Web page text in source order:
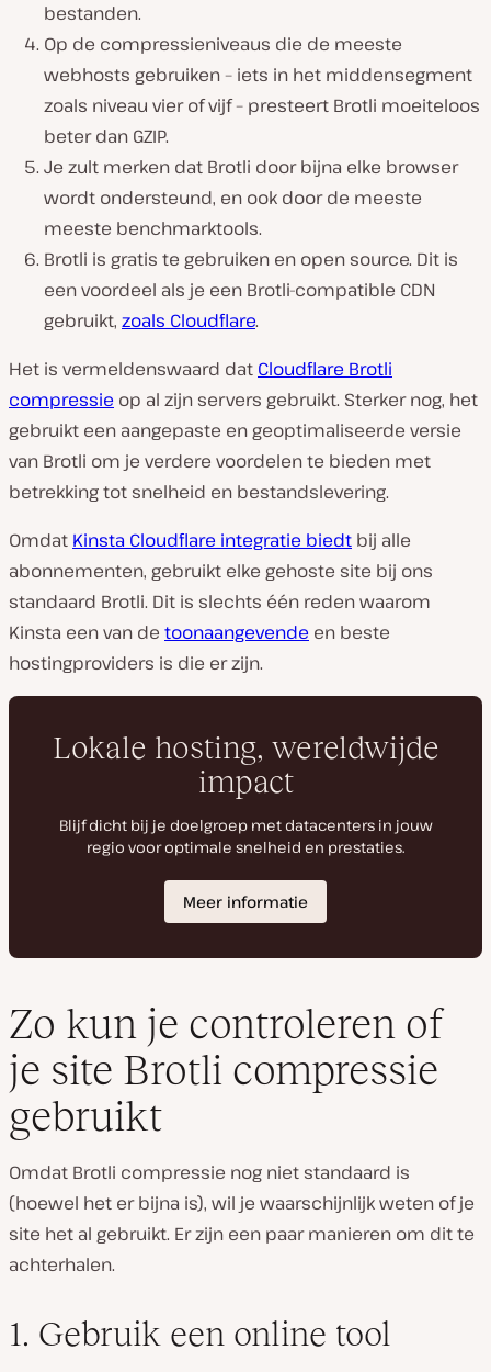
bestanden.
Op de compressieniveaus die de meeste
webhosts gebruiken – iets in het middensegment
zoals niveau vier of vijf – presteert Brotli moeiteloos
beter dan GZIP.
Je zult merken dat Brotli door bijna elke browser
wordt ondersteund, en ook door de meeste
meeste benchmarktools.
Brotli is gratis te gebruiken en open source. Dit is
een voordeel als je een Brotli-compatible CDN
gebruikt, zoals Cloudflare.
Het is vermeldenswaard dat Cloudflare Brotli
compressie op al zijn servers gebruikt. Sterker nog, het
gebruikt een aangepaste en geoptimaliseerde versie
van Brotli om je verdere voordelen te bieden met
betrekking tot snelheid en bestandslevering.
Omdat Kinsta Cloudflare integratie biedt bij alle
abonnementen, gebruikt elke gehoste site bij ons
standaard Brotli. Dit is slechts één reden waarom
Kinsta een van de toonaangevende en beste
hostingproviders is die er zijn.
Zo kun je controleren of
je site Brotli compressie
gebruikt
Omdat Brotli compressie nog niet standaard is
(hoewel het er bijna is), wil je waarschijnlijk weten of je
site het al gebruikt. Er zijn een paar manieren om dit te
achterhalen.
1. Gebruik een online tool